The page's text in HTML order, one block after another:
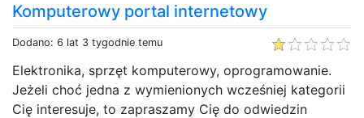
Komputerowy portal internetowy
Dodano: 6 lat 3 tygodnie temu
Elektronika, sprzęt komputerowy, oprogramowanie.
Jeżeli choć jedna z wymienionych wcześniej kategorii
Cię interesuje, to zapraszamy Cię do odwiedzin